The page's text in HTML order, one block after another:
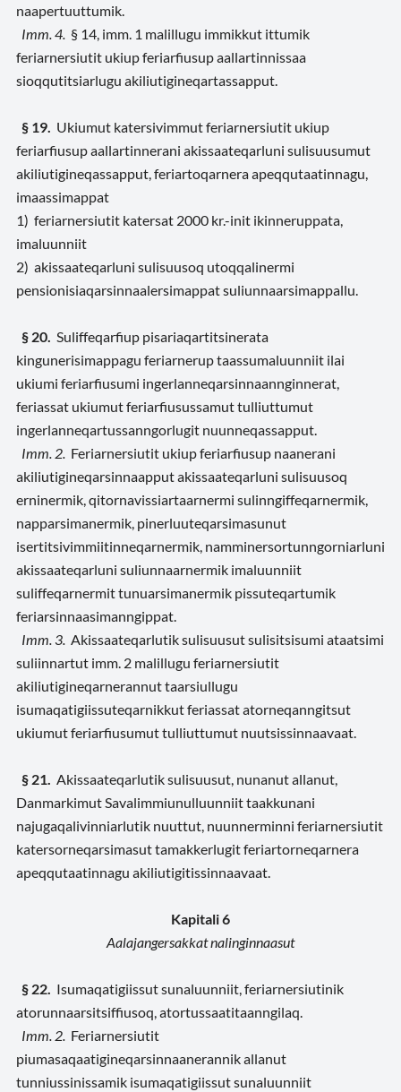
naapertuuttumik.
Imm. 4. § 14, imm. 1 malillugu immikkut ittumik
feriarnersiutit ukiup feriarfiusup aallartinnissaa
sioqqutitsiarlugu akiliutigineqartassapput.
§ 19. Ukiumut katersivimmut feriarnersiutit ukiup
feriarfiusup aallartinnerani akissaateqarluni sulisuusumut
akiliutigineqassapput, feriartoqarnera apeqqutaatinnagu,
imaassimappat
1) feriarnersiutit katersat 2000 kr.-init ikinneruppata,
imaluunniit
2) akissaateqarluni sulisuusoq utoqqalinermi
pensionisiaqarsinnaalersimappat suliunnaarsimappallu.
§ 20. Suliffeqarfiup pisariaqartitsinerata
kingunerisimappagu feriarnerup taassumaluunniit ilai
ukiumi feriarfiusumi ingerlanneqarsinnaannginnerat,
feriassat ukiumut feriarfiusussamut tulliuttumut
ingerlanneqartussanngorlugit nuunneqassapput.
Imm. 2. Feriarnersiutit ukiup feriarfiusup naanerani
akiliutigineqarsinnaapput akissaateqarluni sulisuusoq
erninermik, qitornavissiartaarnermi sulinngiffeqarnermik,
napparsimanermik, pinerluuteqarsimasunut
isertitsivimmiitinneqarnermik, namminersortunngorniarluni
akissaateqarluni suliunnaarnermik imaluunniit
suliffeqarnermit tunuarsimanermik pissuteqartumik
feriarsinnaasimanngippat.
Imm. 3. Akissaateqarlutik sulisuusut sulisitsisumi ataatsimi
suliinnartut imm. 2 malillugu feriarnersiutit
akiliutigineqarnerannut taarsiullugu
isumaqatigiissuteqarnikkut feriassat atorneqanngitsut
ukiumut feriarfiusumut tulliuttumut nuutsissinnaavaat.
§ 21.
Akissaateqarlutik sulisuusut, nunanut allanut,
Danmarkimut Savalimmiunulluunniit taakkunani
najugaqalivinniarlutik nuuttut, nuunnerminni feriarnersiutit
katersorneqarsimasut tamakkerlugit feriartorneqarnera
apeqqutaatinnagu akiliutigitissinnaavaat.
Kapitali 6
Aalajangersakkat nalinginnaasut
§ 22. Isumaqatigiissut sunaluunniit, feriarnersiutinik
atorunnaarsitsiffiusoq, atortussaatitaanngilaq.
Imm. 2. Feriarnersiutit
piumasaqaatigineqarsinnaanerannik allanut
tunniussinissamik isumaqatigiissut sunaluunniit